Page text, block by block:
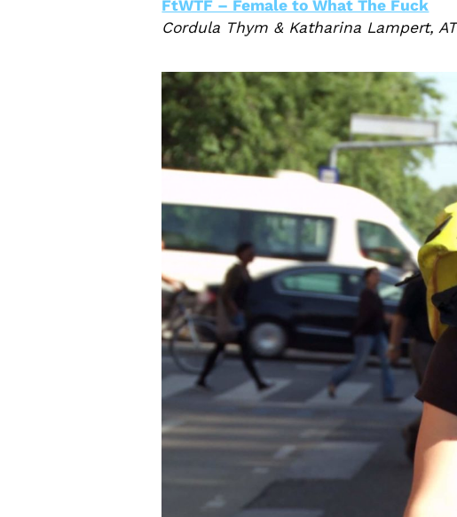
FtWTF – Female to What The Fuck
Cordula Thym & Katharina Lampert,